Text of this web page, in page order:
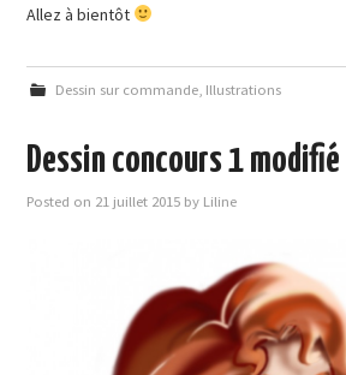
Allez à bientôt
Dessin sur commande, Illustrations
Dessin concours 1 modifié
Posted on 21 juillet 2015 by Liline